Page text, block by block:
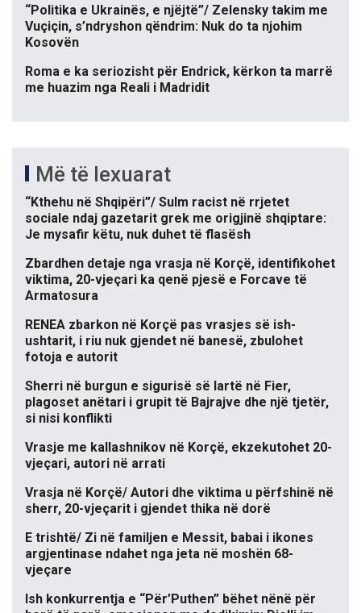
“Politika e Ukrainës, e njëjtë”/ Zelensky takim me
Vuçiçin, s’ndryshon qëndrim: Nuk do ta njohim
Kosovën
Roma e ka seriozisht për Endrick, kërkon ta marrë
me huazim nga Reali i Madridit
Më të lexuarat
“Kthehu në Shqipëri”/ Sulm racist në rrjetet
sociale ndaj gazetarit grek me origjinë shqiptare:
Je mysafir këtu, nuk duhet të flasësh
Zbardhen detaje nga vrasja në Korçë, identifikohet
viktima, 20-vjeçari ka qenë pjesë e Forcave të
Armatosura
RENEA zbarkon në Korçë pas vrasjes së ish-
ushtarit, i riu nuk gjendet në banesë, zbulohet
fotoja e autorit
Sherri në burgun e sigurisë së lartë në Fier,
plagoset anëtari i grupit të Bajrajve dhe një tjetër,
si nisi konflikti
Vrasje me kallashnikov në Korçë, ekzekutohet 20-
vjeçari, autori në arrati
Vrasja në Korçë/ Autori dhe viktima u përfshinë në
sherr, 20-vjeçarit i gjendet thika në dorë
E trishtë/ Zi në familjen e Messit, babai i ikones
argjentinase ndahet nga jeta në moshën 68-
vjeçare
Ish konkurrentja e “Për’Puthen” bëhet nënë për